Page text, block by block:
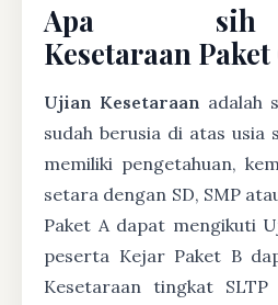
Apa
Kesetaraan Paket
Ujian Kesetaraan adalah
sudah berusia di atas usia
memiliki pengetahuan,
setara dengan SD, SMP
Paket A dapat mengikuti
peserta Kejar Paket B
Kesetaraan tingkat